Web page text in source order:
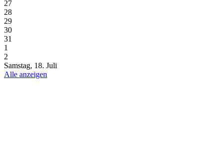
27
28
29
30
31
1
2
Samstag, 18. Juli
Alle anzeigen